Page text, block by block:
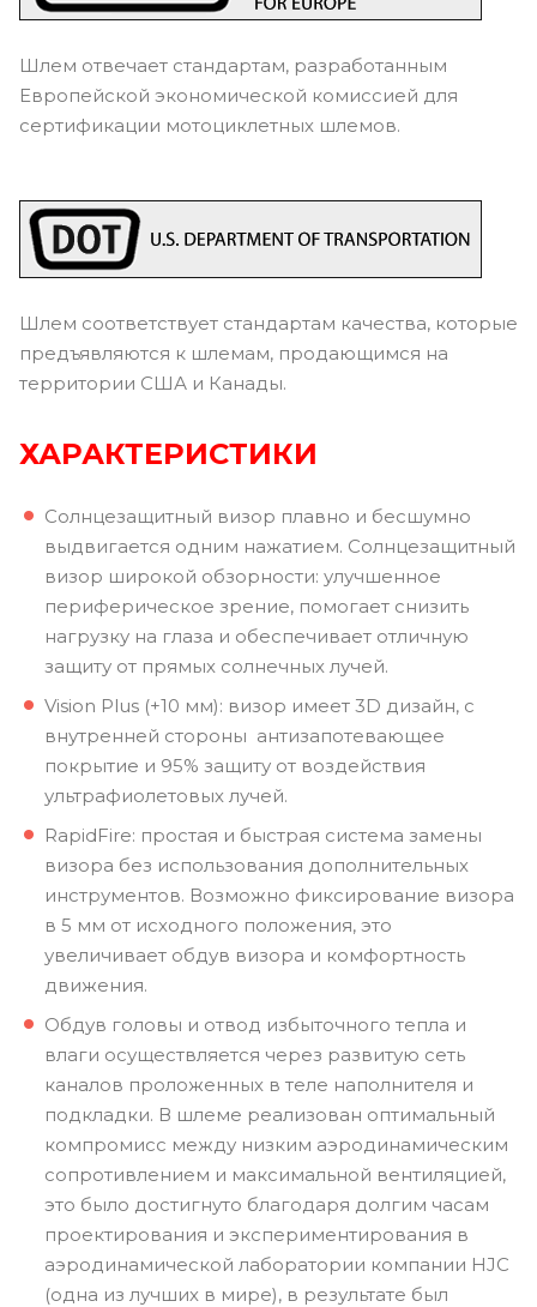
Шлем отвечает стандартам, разработанным
Европейской экономической комиссией для
сертификации мотоциклетных шлемов.
Шлем соответствует стандартам качества, которые
предъявляются к шлемам, продающимся на
территории США и Канады.
ХАРАКТЕРИСТИКИ
Солнцезащитный визор плавно и бесшумно
выдвигается одним нажатием. Солнцезащитный
визор широкой обзорности: улучшенное
периферическое зрение, помогает снизить
нагрузку на глаза и обеспечивает отличную
защиту от прямых солнечных лучей.
Vision Plus (+10 мм): визор имеет 3D дизайн, с
внутренней стороны антизапотевающее
покрытие и 95% защиту от воздействия
ультрафиолетовых лучей.
RapidFire: простая и быстрая система замены
визора без использования дополнительных
инструментов. Возможно фиксирование визора
в 5 мм от исходного положения, это
увеличивает обдув визора и комфортность
движения.
Обдув головы и отвод избыточного тепла и
влаги осуществляется через развитую сеть
каналов проложенных в теле наполнителя и
подкладки. В шлеме реализован оптимальный
компромисс между низким аэродинамическим
сопротивлением и максимальной вентиляцией,
это было достигнуто благодаря долгим часам
проектирования и экспериментирования в
аэродинамической лаборатории компании HJC
(одна из лучших в мире), в результате был